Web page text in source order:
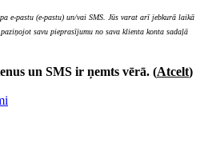
e-pastu (e-pastu) un/vai SMS. Jūs varat arī jebkurā laikā
savu pieprasījumu no sava klienta konta sadaļā
un SMS ir ņemts vērā. (Atcelt)